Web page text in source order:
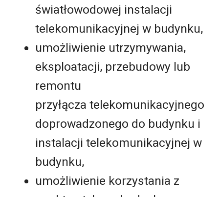
światłowodowej instalacji
telekomunikacyjnej w budynku,
umożliwienie utrzymywania,
eksploatacji, przebudowy lub
remontu
przyłącza telekomunikacyjnego
doprowadzonego do budynku i
instalacji telekomunikacyjnej w
budynku,
umożliwienie korzystania z